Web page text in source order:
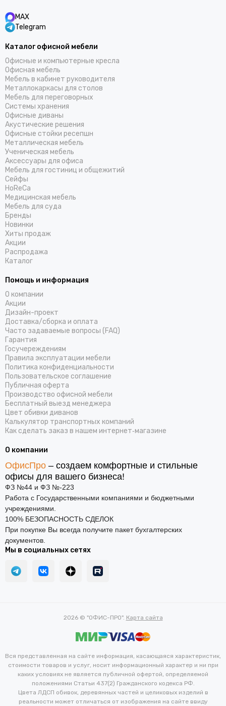
MAX
Telegram
Каталог офисной мебели
Офисные и компьютерные кресла
Офисная мебель
Мебель в кабинет руководителя
Металлокаркасы для столов
Мебель для переговорных
Системы хранения
Офисные диваны
Акустические решения
Офисные стойки ресепшн
Металлическая мебель
Ученическая мебель
Аксессуары для офиса
Мебель для гостиниц и общежитий
Cейфы
HoReCa
Медицинская мебель
Мебель для суда
Бренды
Новинки
Хиты продаж
Акции
Распродажа
Каталог
Помощь и информация
О компании
Акции
Дизайн-проект
Доставка/cборка и оплата
Часто задаваемые вопросы (FAQ)
Гарантия
Госучереждениям
Правила эксплуатации мебели
Политика конфиденциальности
Пользовательское соглашение
Публичная оферта
Производство офисной мебели
Бесплатный выезд менеджера
Цвет обивки диванов
Калькулятор транспортных компаний
Как сделать заказ в нашем интернет‑магазине
О компании
ОфисПро – создаем комфортные и стильные
офисы для вашего бизнеса!
ФЗ №44 и ФЗ №-223
Работа с Государственными компаниями и бюджетными
учреждениями.
100% БЕЗОПАСНОСТЬ СДЕЛОК
При покупке Вы всегда получите пакет бухгалтерских
документов.
Мы в социальных сетях
2026 © "ОФИС-ПРО". Карта сайта
Вся представленная на сайте информация, касающаяся характеристик,
стоимости товаров и услуг, носит информационный характер и ни при
каких условиях не является публичной офертой, определяемой
положениями Статьи 437(2) Гражданского кодекса РФ.
Цвета ЛДСП обивок, деревянных частей и целиковых изделий в
реальности может отличаться от изображения на сайте ввиду